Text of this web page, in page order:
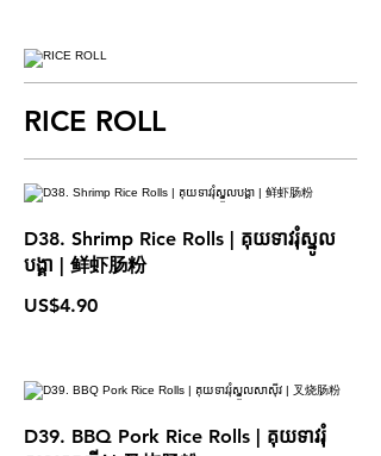
RICE ROLL
D38. Shrimp Rice Rolls | គុយទាវរុំស្នូល
បង្គា | 鲜虾肠粉
US$4.90
D39. BBQ Pork Rice Rolls | គុយទាវរុំ